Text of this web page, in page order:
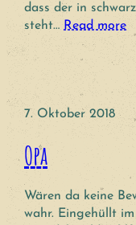
dass der in
steht… Read more
7. Oktober 2018
Opa
Wären da keine
wahr. Eingehüllt